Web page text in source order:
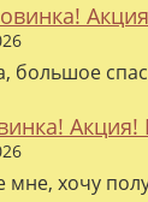
большое
Акция!
хочу